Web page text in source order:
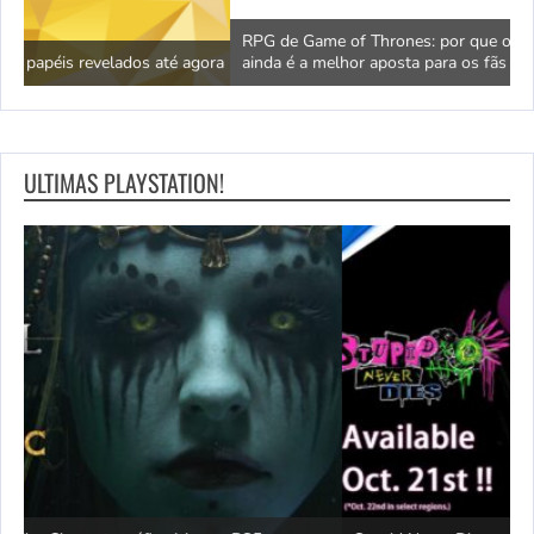
RPG de Game of Thrones: por que o jogo esquecido de 2012
ainda é a melhor aposta para os fãs
ULTIMAS PLAYSTATION!